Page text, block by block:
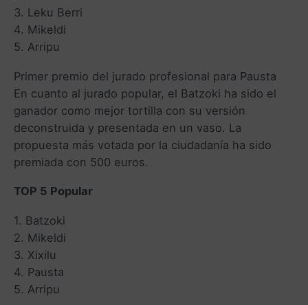
3. Leku Berri
4. Mikeldi
5. Arripu
Primer premio del jurado profesional para Pausta
En cuanto al jurado popular, el Batzoki ha sido el
ganador como mejor tortilla con su versión
deconstruida y presentada en un vaso. La
propuesta más votada por la ciudadanía ha sido
premiada con 500 euros.
TOP 5 Popular
1. Batzoki
2. Mikeldi
3. Xixilu
4. Pausta
5. Arripu